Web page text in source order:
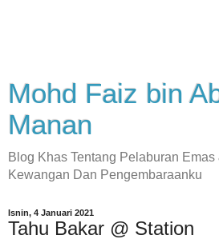
Mohd Faiz bin
Manan
Blog Khas Tentang Pelaburan Emas
Kewangan Dan Pengembaraanku
Isnin, 4 Januari 2021
Tahu Bakar @ Station